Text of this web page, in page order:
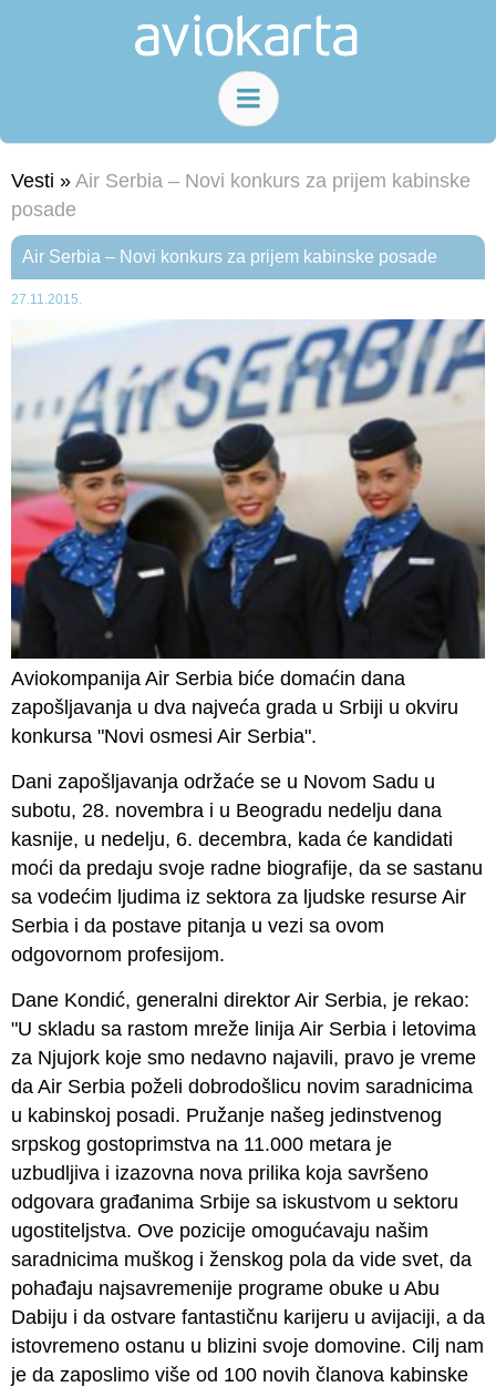
Vesti » Air Serbia – Novi konkurs za prijem kabinske
posade
Air Serbia – Novi konkurs za prijem kabinske posade
27.11.2015.
Aviokompanija Air Serbia biće domaćin dana
zapošljavanja u dva najveća grada u Srbiji u okviru
konkursa "Novi osmesi Air Serbia".
Dani zapošljavanja održaće se u Novom Sadu u
subotu, 28. novembra i u Beogradu nedelju dana
kasnije, u nedelju, 6. decembra, kada će kandidati
moći da predaju svoje radne biografije, da se sastanu
sa vodećim ljudima iz sektora za ljudske resurse Air
Serbia i da postave pitanja u vezi sa ovom
odgovornom profesijom.
Dane Kondić, generalni direktor Air Serbia, je rekao:
"U skladu sa rastom mreže linija Air Serbia i letovima
za Njujork koje smo nedavno najavili, pravo je vreme
da Air Serbia poželi dobrodošlicu novim saradnicima
u kabinskoj posadi. Pružanje našeg jedinstvenog
srpskog gostoprimstva na 11.000 metara je
uzbudljiva i izazovna nova prilika koja savršeno
odgovara građanima Srbije sa iskustvom u sektoru
ugostiteljstva. Ove pozicije omogućavaju našim
saradnicima muškog i ženskog pola da vide svet, da
pohađaju najsavremenije programe obuke u Abu
Dabiju i da ostvare fantastičnu karijeru u avijaciji, a da
istovremeno ostanu u blizini svoje domovine. Cilj nam
je da zaposlimo više od 100 novih članova kabinske